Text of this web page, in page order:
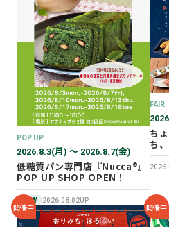
POP UP
2026.8.3(月) 〜 2026.8.7(金)
低糖質パン専門店『Nucca®』
POP UP SHOP OPEN！
NEW 2026.08.02UP
FAIR
ち
ち
開催中 開催中